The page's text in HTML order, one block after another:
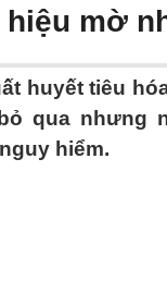
mờ
huyết tiêu
qua nhưng
hiểm.